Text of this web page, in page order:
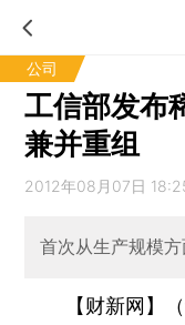
公司
工信部发布
兼并重组
2012年08月07日
首次从生产规模
【财新网】